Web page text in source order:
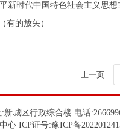
新时代中国特色社会主义思
有的放矢）
上一页
城区行政综合楼 电话
心 ICP证号:豫ICP备